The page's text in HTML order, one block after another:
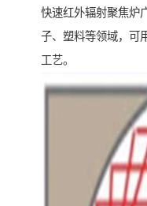
快速红外辐射聚焦炉
子、塑料等领域，可
工艺。